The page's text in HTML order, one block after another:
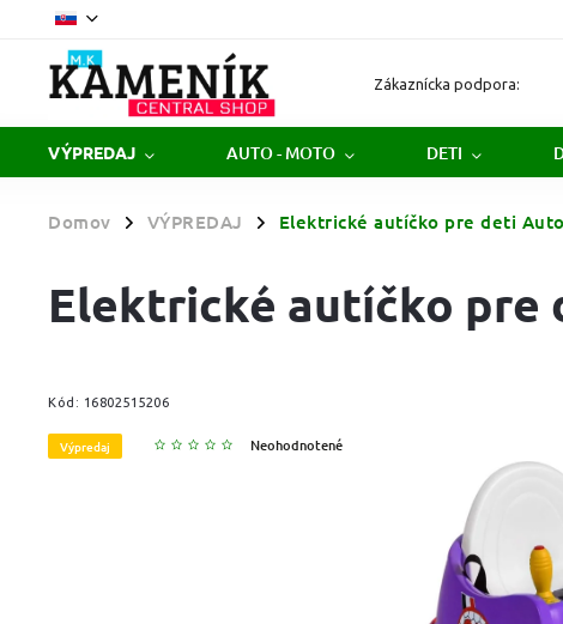
Zákaznícka podpora:
VÝPREDAJ AUTO - MOTO DETI
Domov / VÝPREDAJ / Elektrické autíčko pre deti
Elektrické autíčko pre
Kód: 16802515206
Výpredaj Neohodnotené